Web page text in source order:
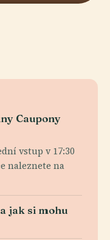
Caupony
vstup v 17:30
naleznete na
jak si mohu